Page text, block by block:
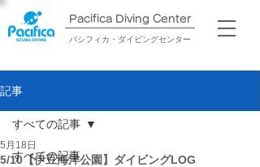
Pacifica Diving Center​
パシフィカ・ダイビングセンター
記事
すべての記事
すべての記事
5/10【伊豆海洋公園】ダイビングLOG
5月18日